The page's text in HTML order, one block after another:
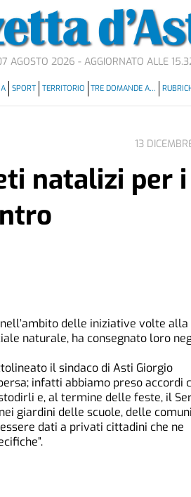
AGOSTO 2026 - AGGIORNATO ALLE
SPORT TERRITORIO TRE DOMANDE A…
13
natalizi per i
delle iniziative volte alla
naturale, ha consegnato loro
il sindaco di Asti Giorgio
infatti abbiamo preso accordi
e, al termine delle feste, il
giardini delle scuole, delle
dati a privati cittadini che ne